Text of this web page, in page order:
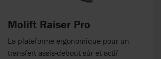
Molift Raiser Pro
La plateforme ergonomique pour un
transfert assis-debout sûr et actif